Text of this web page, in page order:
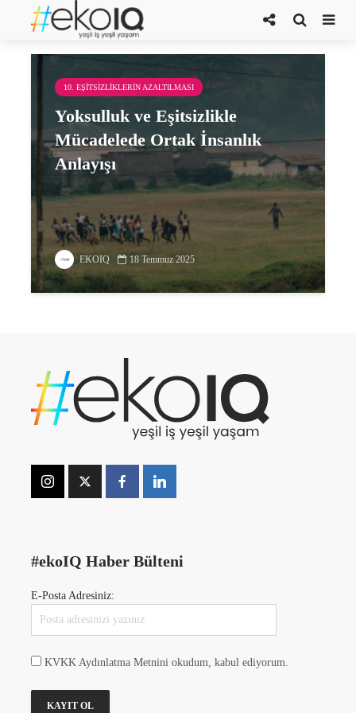
temizlik
10. EŞITSIZLIKLERIN AZALTILMASI
Yoksulluk ve Eşitsizlikle
Mücadelede Ortak İnsanlık
Anlayışı
EKOIQ 18 Temmuz 2025
#ekoIQ Haber Bülteni
E-Posta Adresiniz:
KVKK Aydınlatma Metnini okudum, kabul ediyorum.